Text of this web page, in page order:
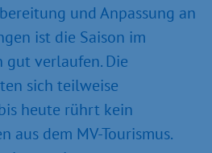
und Anpassung an
ist die Saison im
gut verlaufen. Die
sich teilweise
heute rührt kein
aus dem MV-Tourismus.